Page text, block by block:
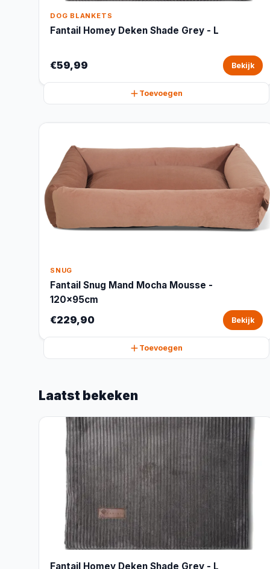
DOG BLANKETS
Fantail Homey Deken Shade Grey - L
€59,99 Bekijk
Toevoegen
SNUG
Fantail Snug Mand Mocha Mousse -
120x95cm
€229,90 Bekijk
Toevoegen
Laatst bekeken
Fantail Homey Deken Shade Grey - L